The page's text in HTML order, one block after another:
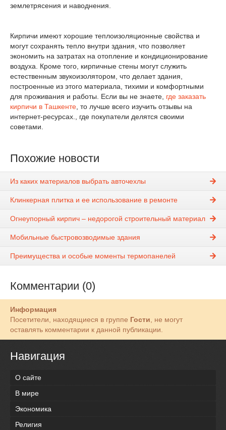
землетрясения и наводнения.
Кирпичи имеют хорошие теплоизоляционные свойства и
могут сохранять тепло внутри здания, что позволяет
экономить на затратах на отопление и кондиционирование
воздуха. Кроме того, кирпичные стены могут служить
естественным звукоизолятором, что делает здания,
построенные из этого материала, тихими и комфортными
для проживания и работы. Если вы не знаете, где заказать
кирпичи в Ташкенте , то лучше всего изучить отзывы на
интернет-ресурсах., где покупатели делятся своими
советами.
Похожие новости
Из каких материалов выбрать авточехлы
Клинкерная плитка и ее использование в ремонте
Огнеупорный кирпич – недорогой строительный материал
Мобильные быстровозводимые здания
Преимущества и особые моменты термопанелей
Комментарии (0)
Информация
Посетители, находящиеся в группе Гости, не могут
оставлять комментарии к данной публикации.
Навигация
О сайте
В мире
Экономика
Религия